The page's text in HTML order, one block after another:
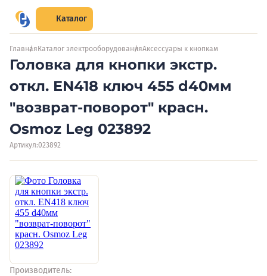
Каталог
Главная Каталог электрооборудованияАксессуары к кнопкам
Головка для кнопки экстр.
откл. EN418 ключ 455 d40мм
"возврат-поворот" красн.
Osmoz Leg 023892
Артикул:023892
Производитель: